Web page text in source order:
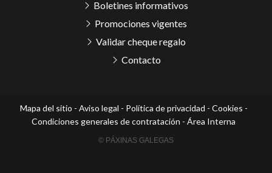
Boletines informativos
Promociones vigentes
Validar cheque regalo
Contacto
Mapa del sitio - Aviso legal - Política de privacidad - Cookies -
Condiciones generales de contratación - Área Interna
© PÁXINAS GALEGAS